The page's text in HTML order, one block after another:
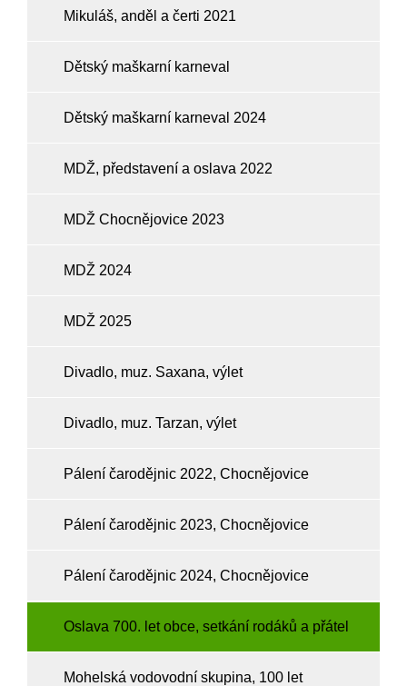
Mikuláš, anděl a čerti 2021
Dětský maškarní karneval
Dětský maškarní karneval 2024
MDŽ, představení a oslava 2022
MDŽ Chocnějovice 2023
MDŽ 2024
MDŽ 2025
Divadlo, muz. Saxana, výlet
Divadlo, muz. Tarzan, výlet
Pálení čarodějnic 2022, Chocnějovice
Pálení čarodějnic 2023, Chocnějovice
Pálení čarodějnic 2024, Chocnějovice
Oslava 700. let obce, setkání rodáků a přátel
Mohelská vodovodní skupina, 100 let